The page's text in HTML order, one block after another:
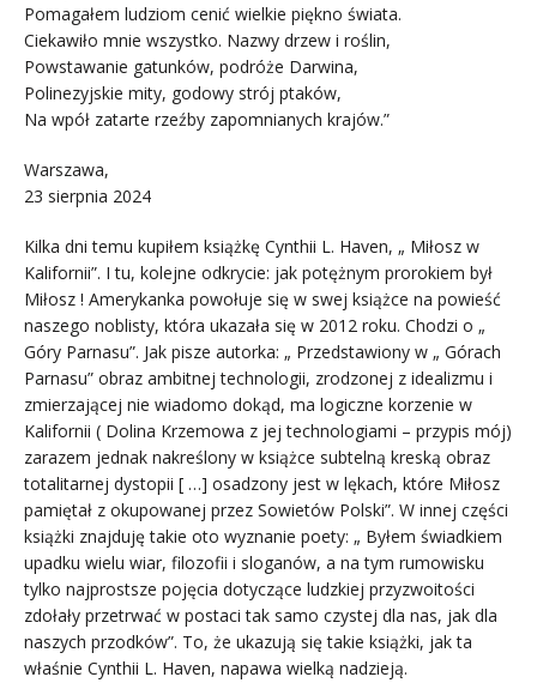
Pomagałem ludziom cenić wielkie piękno świata.
Ciekawiło mnie wszystko. Nazwy drzew i roślin,
Powstawanie gatunków, podróże Darwina,
Polinezyjskie mity, godowy strój ptaków,
Na wpół zatarte rzeźby zapomnianych krajów.”
Warszawa,
23 sierpnia 2024
Kilka dni temu kupiłem książkę Cynthii L. Haven, „ Miłosz w
Kalifornii”. I tu, kolejne odkrycie: jak potężnym prorokiem był
Miłosz ! Amerykanka powołuje się w swej książce na powieść
naszego noblisty, która ukazała się w 2012 roku. Chodzi o „
Góry Parnasu”. Jak pisze autorka: „ Przedstawiony w „ Górach
Parnasu” obraz ambitnej technologii, zrodzonej z idealizmu i
zmierzającej nie wiadomo dokąd, ma logiczne korzenie w
Kalifornii ( Dolina Krzemowa z jej technologiami – przypis mój)
zarazem jednak nakreślony w książce subtelną kreską obraz
totalitarnej dystopii [ …] osadzony jest w lękach, które Miłosz
pamiętał z okupowanej przez Sowietów Polski”. W innej części
książki znajduję takie oto wyznanie poety: „ Byłem świadkiem
upadku wielu wiar, filozofii i sloganów, a na tym rumowisku
tylko najprostsze pojęcia dotyczące ludzkiej przyzwoitości
zdołały przetrwać w postaci tak samo czystej dla nas, jak dla
naszych przodków”. To, że ukazują się takie książki, jak ta
właśnie Cynthii L. Haven, napawa wielką nadzieją.